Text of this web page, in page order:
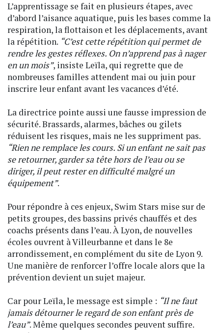
L’apprentissage se fait en plusieurs étapes, avec
d’abord l’aisance aquatique, puis les bases comme la
respiration, la flottaison et les déplacements, avant
la répétition. “C’est cette répétition qui permet de
rendre les gestes réflexes. On n’apprend pas à nager
en un mois”, insiste Leïla, qui regrette que de
nombreuses familles attendent mai ou juin pour
inscrire leur enfant avant les vacances d’été.
La directrice pointe aussi une fausse impression de
sécurité. Brassards, alarmes, bâches ou gilets
réduisent les risques, mais ne les suppriment pas.
“Rien ne remplace les cours. Si un enfant ne sait pas
se retourner, garder sa tête hors de l’eau ou se
diriger, il peut rester en difficulté malgré un
équipement”.
Pour répondre à ces enjeux, Swim Stars mise sur de
petits groupes, des bassins privés chauffés et des
coachs présents dans l’eau. À Lyon, de nouvelles
écoles ouvrent à Villeurbanne et dans le 8e
arrondissement, en complément du site de Lyon 9.
Une manière de renforcer l’offre locale alors que la
prévention devient un sujet majeur.
Car pour Leïla, le message est simple : “Il ne faut
jamais détourner le regard de son enfant près de
l’eau”. Même quelques secondes peuvent suffire.